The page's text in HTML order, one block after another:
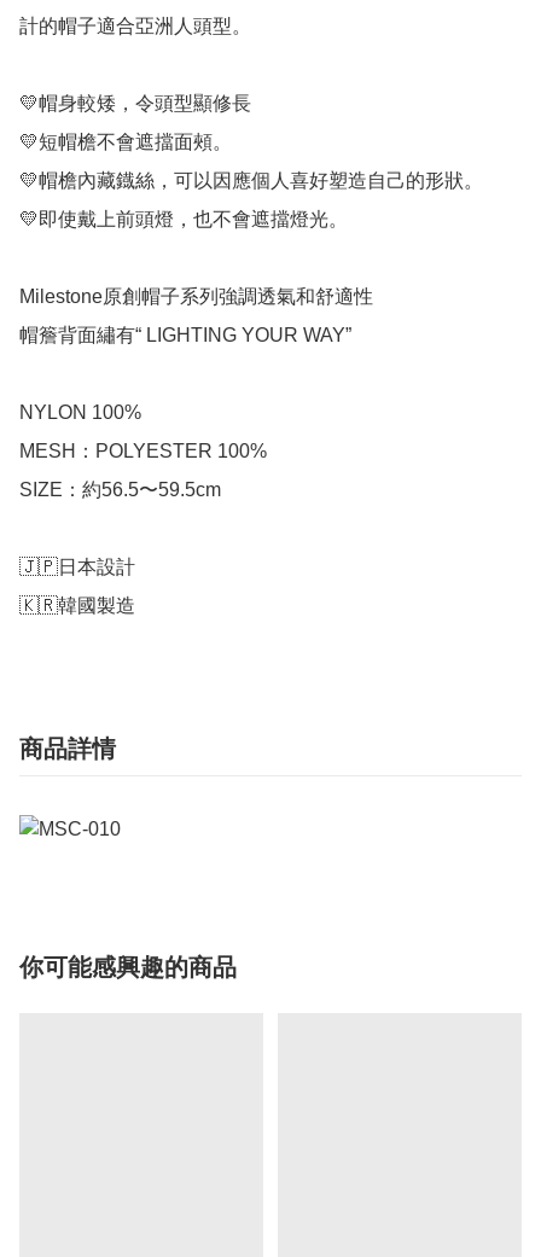
計的帽子適合亞洲人頭型。
💛帽身較矮，令頭型顯修長
💛短帽檐不會遮擋面頰。
💛帽檐內藏鐡絲，可以因應個人喜好塑造自己的形狀。
💛即使戴上前頭燈，也不會遮擋燈光。
Milestone原創帽子系列強調透氣和舒適性
帽簷背面繡有“ LIGHTING YOUR WAY”
NYLON 100%
MESH：POLYESTER 100%
SIZE：約56.5〜59.5cm
🇯🇵日本設計
🇰🇷韓國製造
商品詳情
你可能感興趣的商品